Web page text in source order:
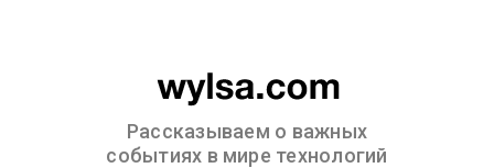
Рассказываем о важных
событиях в мире технологий